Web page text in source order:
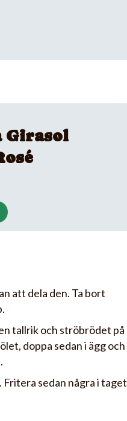
Girasol
att dela den. Ta bort
tallrik och ströbrödet på
doppa sedan i ägg och
Fritera sedan några i taget